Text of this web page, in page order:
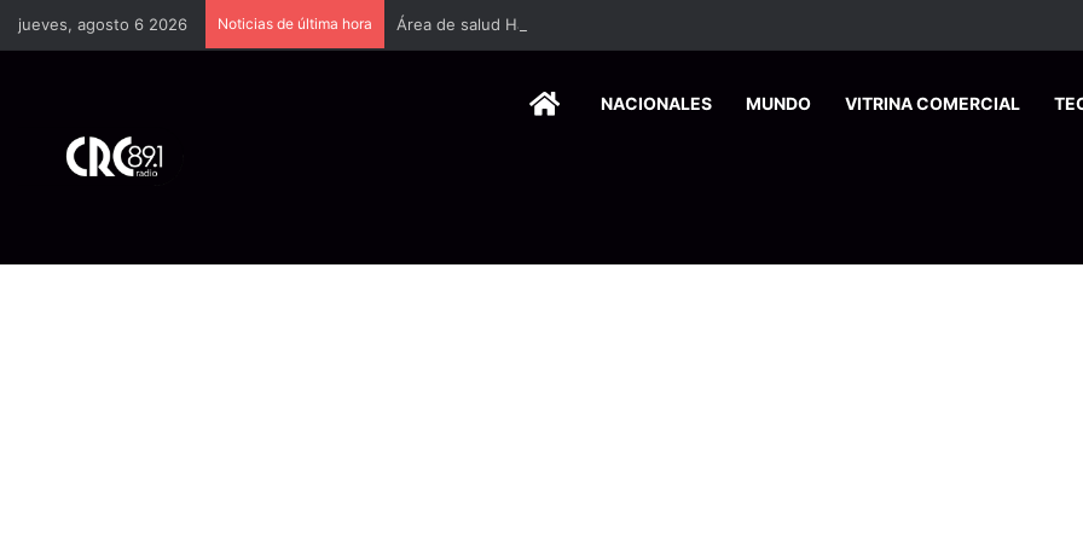
jueves, agosto 6 2026 Noticias de última hora
HOMENACIONALES MUNDO VITRINA COMERCIAL